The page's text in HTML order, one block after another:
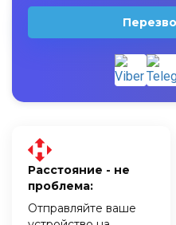
Расстояние - не
проблема:
Отправляйте ваше